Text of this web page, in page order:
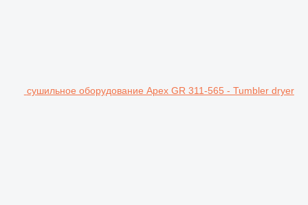
сушильное оборудование Apex GR 311-565 - Tumbler dryer